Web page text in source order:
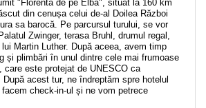
"Florenta de pe Elba", situat la 160 km
din cenușa celui de-al Doilea Război
sa barocă. Pe parcursul turului, se vor
Zwinger, terasa Bruhl, drumul regal,
Martin Luther. După aceea, avem timp
și plimbări în unul dintre cele mai frumoase
care este protejat de UNESCO ca
După acest tur, ne îndreptăm spre hotelul
check-in-ul și ne vom petrece